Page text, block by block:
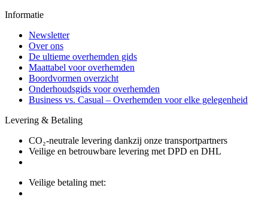
Informatie
Newsletter
Over ons
De ultieme overhemden gids
Maattabel voor overhemden
Boordvormen overzicht
Onderhoudsgids voor overhemden
Business vs. Casual – Overhemden voor elke gelegenheid
Levering & Betaling
CO₂-neutrale levering dankzij onze transportpartners
Veilige en betrouwbare levering met DPD en DHL
Veilige betaling met: